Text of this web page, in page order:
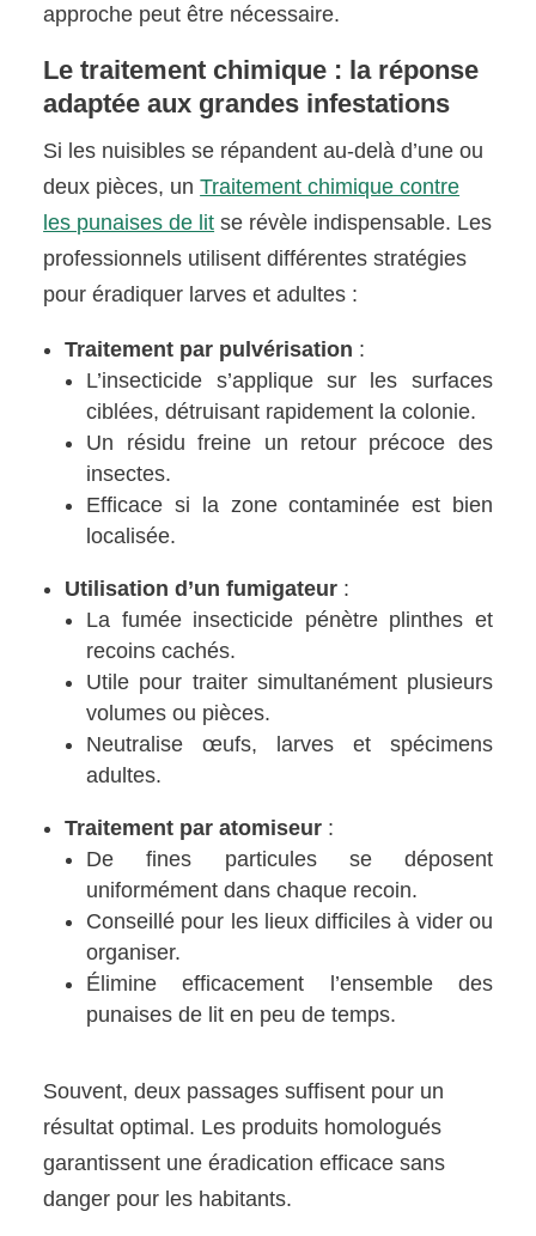
approche peut être nécessaire.
Le traitement chimique : la réponse
adaptée aux grandes infestations
Si les nuisibles se répandent au-delà d’une ou
deux pièces, unTraitement chimique contre
les punaises de lit se révèle indispensable. Les
professionnels utilisent différentes stratégies
pour éradiquer larves et adultes :
Traitement par pulvérisation :
L’insecticide s’applique sur les surfaces
ciblées, détruisant rapidement la colonie.
Un résidu freine un retour précoce des
insectes.
Efficace si la zone contaminée est bien
localisée.
Utilisation d’un fumigateur :
La fumée insecticide pénètre plinthes et
recoins cachés.
Utile pour traiter simultanément plusieurs
volumes ou pièces.
Neutralise œufs, larves et spécimens
adultes.
Traitement par atomiseur :
De fines particules se déposent
uniformément dans chaque recoin.
Conseillé pour les lieux difficiles à vider ou
organiser.
Élimine efficacement l’ensemble des
punaises de lit en peu de temps.
Souvent, deux passages suffisent pour un
résultat optimal. Les produits homologués
garantissent une éradication efficace sans
danger pour les habitants.